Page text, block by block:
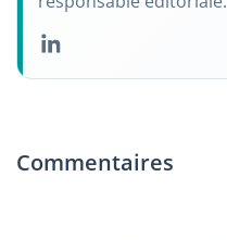
Commentaires